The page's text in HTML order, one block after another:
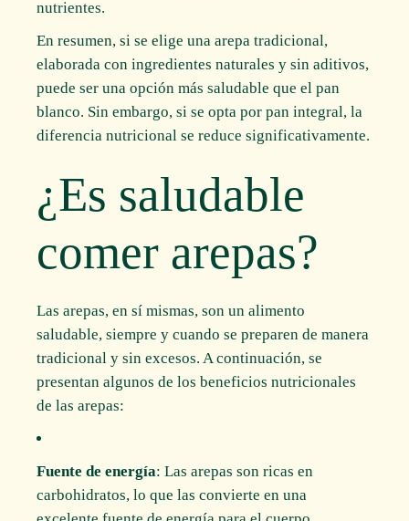
nutrientes.
En resumen, si se elige una arepa tradicional,
elaborada con ingredientes naturales y sin aditivos,
puede ser una opción más saludable que el pan
blanco. Sin embargo, si se opta por pan integral, la
diferencia nutricional se reduce significativamente.
¿Es saludable
comer arepas?
Las arepas, en sí mismas, son un alimento
saludable, siempre y cuando se preparen de manera
tradicional y sin excesos. A continuación, se
presentan algunos de los beneficios nutricionales
de las arepas:
Fuente de energía: Las arepas son ricas en
carbohidratos, lo que las convierte en una